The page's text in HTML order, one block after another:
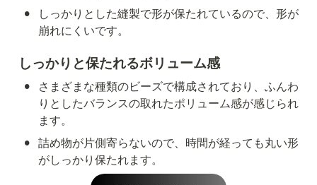
•
しっかりとした縫製で形が保たれているので、形が
崩れにくいです。
しっかりと保たれるボリューム感
•
さまざまな種類のビーズで構成されており、ふんわ
りとしたバランスの取れたポリューム感が感じられ
ます。
• 詰め物が片側寄らないので、時間が経っても丸い形
がしっかり保たれます。